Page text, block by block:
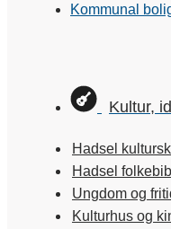
Kommunal
Kultur,
Hadsel
Hadsel
Ungdom og
Kulturhus og